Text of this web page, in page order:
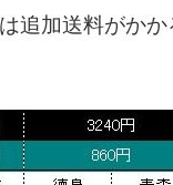
追加送料がか